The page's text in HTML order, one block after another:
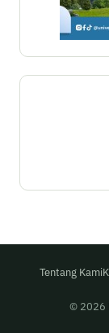
Tentang Kami
© 2026